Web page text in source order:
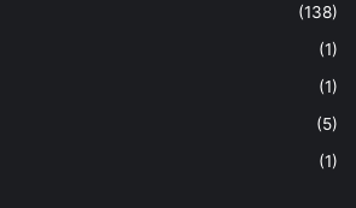
(138)
(1)
(1)
(5)
(1)